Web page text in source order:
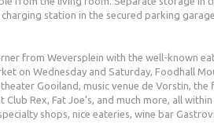
station in the secured parking
from Weversplein with the well-known
on Wednesday and Saturday, Foodhall
Gooiland, music venue de Vorstin, the
Rex, Fat Joe's, and much more, all
shops, nice eateries, wine bar